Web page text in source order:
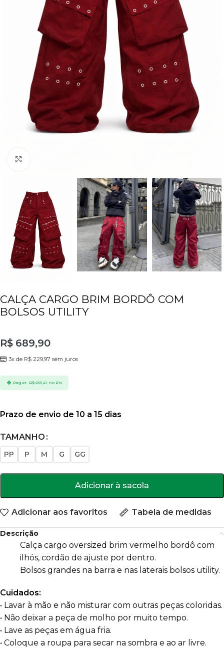
CALÇA CARGO BRIM BORDÔ COM
BOLSOS UTILITY
R$ 689,90
3x de R$ 229,97 sem juros
Pague R$655,41 no Pix
Prazo de envio de 10 a 15 dias
TAMANHO
PP P M G GG
Adicionar à sacola
Adicionar aos favoritos Tabela de medidas
Descrição
Calça cargo oversized brim vermelho bordô com
ilhós, cordão de ajuste por dentro.
Bolsos grandes na barra e nas laterais bolsos utility.
Cuidados:
• Lavar à mão e não misturar com outras peças coloridas.
• Não deixar a peça de molho por muito tempo.
• Lave as peças em água fria.
• Coloque a roupa para secar na sombra e ao ar livre.